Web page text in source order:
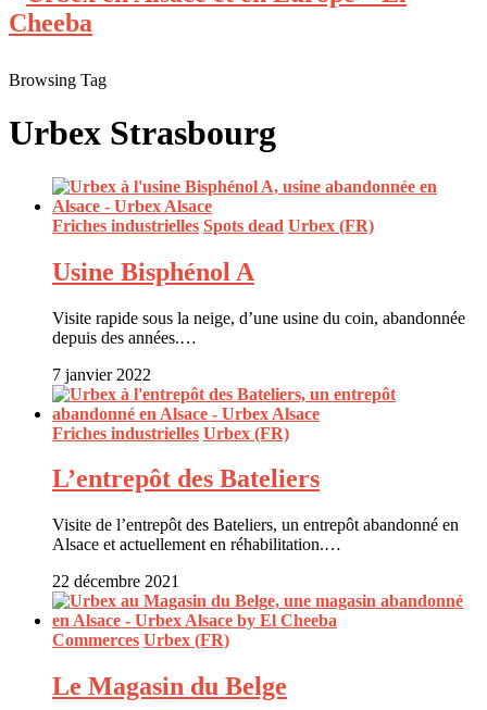
Browsing Tag
Urbex Strasbourg
Friches industrielles Spots dead Urbex (FR)
Usine Bisphénol A
Visite rapide sous la neige, d’une usine du coin, abandonnée
depuis des années.…
7 janvier 2022
Friches industrielles Urbex (FR)
L’entrepôt des Bateliers
Visite de l’entrepôt des Bateliers, un entrepôt abandonné en
Alsace et actuellement en réhabilitation.…
22 décembre 2021
Commerces Urbex (FR)
Le Magasin du Belge